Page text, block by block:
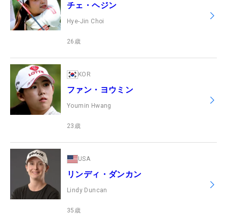
チェ・ヘジン
Hye-Jin Choi
26 歳
KOR
ファン・ヨウミン
Youmin Hwang
23 歳
USA
リンディ・ダンカン
Lindy Duncan
35 歳